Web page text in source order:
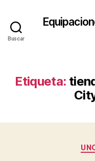
Buscar
Etiqueta: